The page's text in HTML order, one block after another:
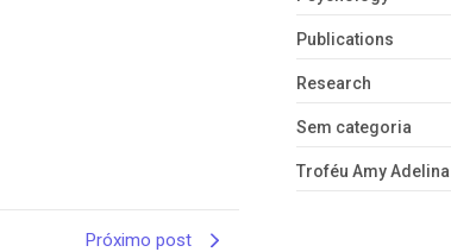
Publications
Research
Sem categoria
Troféu Amy Adelina
Próximo post